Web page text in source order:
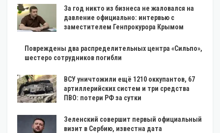
За год никто из бизнеса не жаловался на
давление официально: интервью с
заместителем Генпрокурора Крымом
Повреждены два распределительных центра «Сильпо»,
шестеро сотрудников погибли
ВСУ уничтожили ещё 1210 оккупантов, 67
артиллерийских систем и три средства
ПВО: потери РФ за сутки
Зеленский совершит первый официальный
визит в Сербию, известна дата